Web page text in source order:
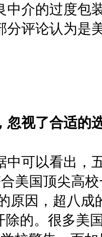
中介的过度包
分评论认为是
忽视了合适的
可以看出，五
美国顶尖高
原因，超八
除的。很多美